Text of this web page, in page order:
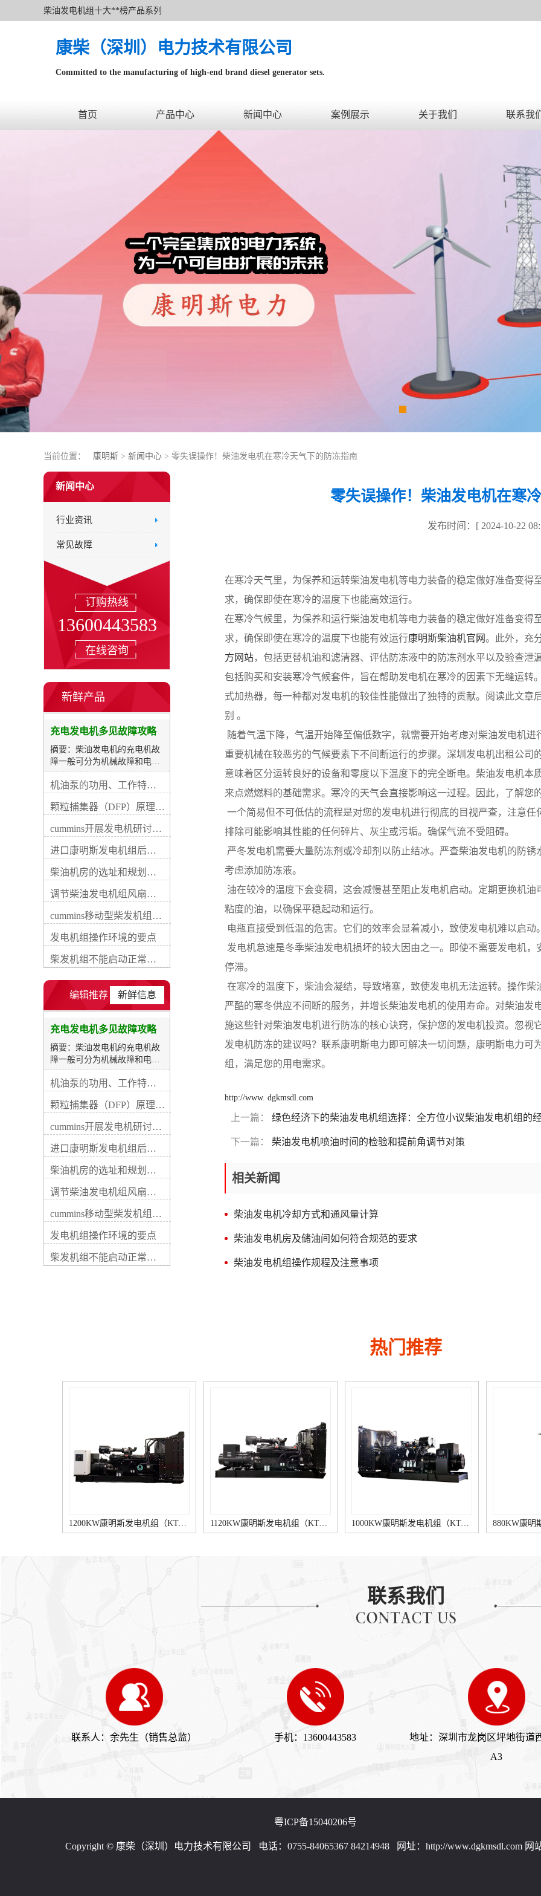
柴油发电机组十大**榜产品系列
康柴（深圳）电力技术有限公司
Committed to the manufacturing of high-end brand diesel generator sets.
首页 产品中心 新闻中心 案例展示 关于我们 联系我们
当前位置： 康明斯 > 新闻中心 > 零失误操作！柴油发电机在寒冷天气下的防冻指南
零失误操作！柴油发电机在寒
发布时间：[ 2024-10-22
在寒冷天气里，为保养和运转柴油发电机等电力装备的稳定做好准备变得
求，确保即使在寒冷的温度下也能高效运行。
在寒冷气候里，为保养和运行柴油发电机等电力装备的稳定做好准备变得
求，确保即使在寒冷的温度下也能有效运行康明斯柴油机官网。此外，充
方网站，包括更替机油和滤清器、评估防冻液中的防冻剂水平以及验查
包括购买和安装寒冷气候套件，旨在帮助发电机在寒冷的因素下无缝运转
式加热器，每一种都对发电机的较佳性能做出了独特的贡献。阅读此文章
别 。
随着气温下降，气温开始降至偏低数字，就需要开始考虑对柴油发电机
重要机械在较恶劣的气候要素下不间断运行的步骤。深圳发电机出租公司
意味着区分运转良好的设备和零度以下温度下的完全断电。柴油发电机
来点燃燃料的基础需求。寒冷的天气会直接影响这一过程。因此，了解您
一个简易但不可低估的流程是对您的发电机进行彻底的目视严查，注意任
排除可能影响其性能的任何碎片、灰尘或污垢。确保气流不受阻碍。
严冬发电机需要大量防冻剂或冷却剂以防止结冰。严查柴油发电机的防
考虑添加防冻液。
油在较冷的温度下会变稠，这会减慢甚至阻止发电机启动。定期更换机
粘度的油，以确保平稳起动和运行。
电瓶直接受到低温的危害。它们的效率会显着减小，致使发电机难以启动
发电机怠速是冬季柴油发电机损坏的较大因由之一。即使不需要发电机
停滞。
在寒冷的温度下，柴油会凝结，导致堵塞，致使发电机无法运转。操作
严酷的寒冬供应不间断的服务，并增长柴油发电机的使用寿命。对柴油发
施这些针对柴油发电机进行防冻的核心诀窍，保护您的发电机投资。忽视
发电机防冻的建议吗？联系康明斯电力即可解决一切问题，康明斯电力可
组，满足您的用电需求。
http://www. dgkmsdl.com
上一篇： 绿色经济下的柴油发电机组选择：全方位小议柴油发电机组的
下一篇： 柴油发电机喷油时间的检验和提前角调节对策
相关新闻
柴油发电机冷却方式和通风量计算
柴油发电机房及储油间如何符合规范的要求
柴油发电机组操作规程及注意事项
新闻中心
行业资讯
常见故障
订购热线
13600443583
在线咨询
新鲜产品
充电发电机多见故障攻略
摘要：柴油发电机的充电机故
障一般可分为机械故障和电路
损坏两类。机械故障主妥是运
动件磨耗、紧固件松动等，这
电路故障具体是充电机内部器
件及内部电路断路、短路、搭
铁或接触不良等，这些损坏通
常可用数字式万用表检验解
除。柴油发电机每运行一定期
间时应查看传动带的传动和充
电机的运转状况，当发现或怀
疑充电机不发电或电压太高、
动、充电机的运转及外部电路
的连接等状况，再用万用表电
压档检验充电机的输出端电
压。若柴油发电机未启动时电
压表指示为蓄电池端电压，柴
油发电机运转电压仍不变或不
符合充电机额定输出电压时，
说明充电机有损坏，这时应对
应按先易后难、先外后内的方
灭，或时亮时灭充电指示灯点
亮详细是由于充电指示灯两端
发生压差，因而可能的原由是
输出电压低，以及线路接触不
好等。详细原由包括：5、调
节器用途不佳，晶体管元件电
流表读数若随速度变化，说明
柴油发电机的充电机无损坏，
若无变化则应依次查看其充电
管失效。3、柴油发电机的充
电机接线柱各触点松动、接触
不好，柴油发电机的充电机内
部接线、仪表自身损坏。2、
线路故障。电线束被线卡子飞
边磨破；线束安装位置不当，
柴油发电机的充电机电枢(B、
接线柱上导线碰柴油发电机排
笔触及发电机电枢接线柱。黑
表笔接搭铁接线柱，逐渐增强
发电机速度，查验电压是否太
高。②若电压偏高，拆下电压
电阻断路。③若K2闭合后电压
仍不下降，应检查K2触点是否
以致不能使励磁电路短路。③
电流表指针仅在高速范围内摆
说明电压调整器K2触点在工
作，但接触不良。可检验该触
点是否烧蚀、脏污。⑤ 经调整
引起。① 整流子失圆或整流片
凹凸不平康明斯发电机说明
书，云母片凸出于整流子表
面，运转时电刷产生跳动。应
拆下电枢进行机削，机削后，
将整流片间云母降低0.5～0.8
mm，并在发电机空转情形
去。② 电枢绕组断线或电枢绕
组与整流片间焊头脱焊，运行
碳刷后部垫木块或纸，以增大
机油泵的功用、工作特征、原理及亮点
颗粒捕集器（DFP）原理、好处及试验
cummins开展发电机研讨会培训(IACET)认证工作
进口康明斯发电机组后期维修成本
柴油机房的选址和规划形式
调节柴油发电机组风扇皮带涨紧度需要注意哪些
cummins移动型柴发机组添加新成员QSB5-G11系列
发电机组操作环境的要点
柴发机组不能启动正常损坏有什么
新鲜信息
编辑推荐
充电发电机多见故障攻略
摘要：柴油发电机的充电机故
障一般可分为机械故障和电路
损坏两类。机械故障主妥是运
动件磨耗、紧固件松动等，这
电路故障具体是充电机内部器
件及内部电路断路、短路、搭
铁或接触不良等，这些损坏通
常可用数字式万用表检验解
除。柴油发电机每运行一定期
间时应查看传动带的传动和充
电机的运转状况，当发现或怀
疑充电机不发电或电压太高、
动、充电机的运转及外部电路
的连接等状况，再用万用表电
压档检验充电机的输出端电
压。若柴油发电机未启动时电
压表指示为蓄电池端电压，柴
若无变化则应依次查看其充电
元件，老化、断路或稳压二极
管失效。3、柴油发电机的充
电机接线柱各触点松动、接触
线路故障。电线束被线卡子飞
边磨破；线束安装位置不当，
接线柱上导线碰柴油发电机排
气歧管等。② 在停机情形下，
电电流增加，说明调整器触点
调压值调得偏低，则应重新调
至规定范围。④发电机内部损
坏。易见的有一只二极管击
穿，一相绕组断路等。① 用万
用表直流电压挡测试，即红表
笔触及发电机电枢接线柱。黑
表笔接搭铁接线柱，逐渐增强
发电机速度，查验电压是否太
调节器盖，用手压开K1使K2闭
合，此时电压下降，则说明调
氧化、脏污而存在接触不好，
机油泵的功用、工作特征、原理及亮点
颗粒捕集器（DFP）原理、好处及试验
cummins开展发电机研讨会培训(IACET)认证工作
进口康明斯发电机组后期维修成本
柴油机房的选址和规划形式
调节柴油发电机组风扇皮带涨紧度需要注意哪些
cummins移动型柴发机组添加新成员QSB5-G11系列
发电机组操作环境的要点
柴发机组不能启动正常损坏有什么
热门推荐
1120KW康明斯发电机组（KTA50-G3柴油机） 1000KW康明斯发电机组（KTA38-G9柴油机） 880KW康明斯发电机组（KTA38-G5柴油机）
1600KW康明斯发电机组（KTA50-G16A柴油机）
联系我们
联系人：余先生（销售总监） 手机：13600443583
地址：深圳市龙岗区坪地街道
A3
粤ICP备15040206号
Copyright © 康柴（深圳）电力技术有限公司   电话：0755-84065367 84214948   网址：http://www.dgkmsdl.com 网